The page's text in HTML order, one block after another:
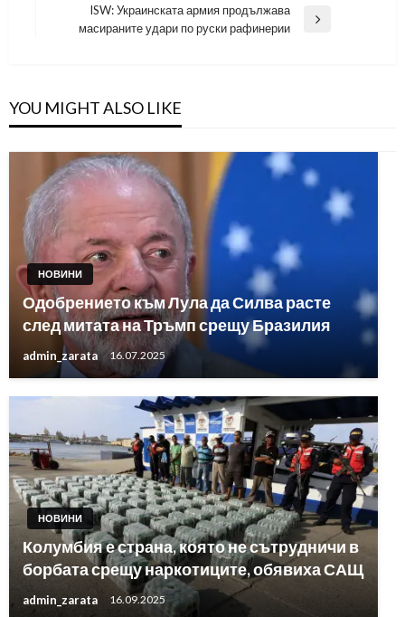
ISW: Украинската армия продължава
масираните удари по руски рафинерии
YOU MIGHT ALSO LIKE
НОВИНИ
Одобрението към Лула да Силва расте
след митата на Тръмп срещу Бразилия
admin_zarata 16.07.2025
НОВИНИ
Колумбия е страна, която не сътрудничи в
борбата срещу наркотиците, обявиха САЩ
admin_zarata 16.09.2025